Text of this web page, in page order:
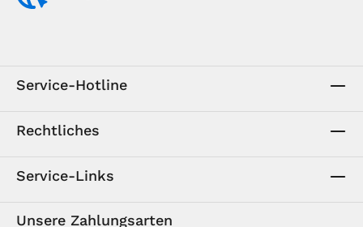
Service-Hotline
Rechtliches
Service-Links
Unsere Zahlungsarten